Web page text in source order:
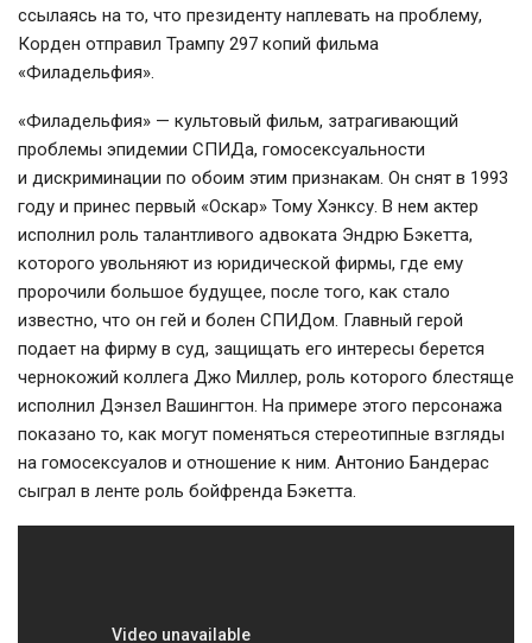
ссылаясь на то, что президенту наплевать на проблему,
Корден отправил Трампу 297 копий фильма
«Филадельфия».
«Филадельфия» — культовый фильм, затрагивающий
проблемы эпидемии СПИДа, гомосексуальности
и дискриминации по обоим этим признакам. Он снят в 1993
году и принес первый «Оскар» Тому Хэнксу. В нем актер
исполнил роль талантливого адвоката Эндрю Бэкетта,
которого увольняют из юридической фирмы, где ему
пророчили большое будущее, после того, как стало
известно, что он гей и болен СПИДом. Главный герой
подает на фирму в суд, защищать его интересы берется
чернокожий коллега Джо Миллер, роль которого блестяще
исполнил Дэнзел Вашингтон. На примере этого персонажа
показано то, как могут поменяться стереотипные взгляды
на гомосексуалов и отношение к ним. Антонио Бандерас
сыграл в ленте роль бойфренда Бэкетта.